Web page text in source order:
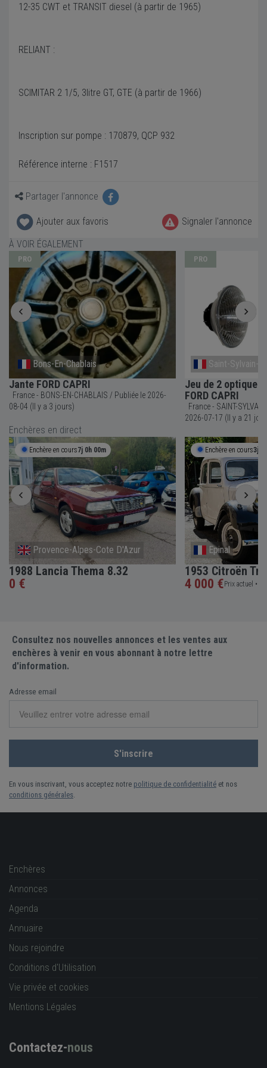
12-35 CWT et TRANSIT diesel (à partir de 1965)
RELIANT :
SCIMITAR 2 1/5, 3litre GT, GTE (à partir de 1966)
Inscription sur pompe : 170879, QCP 932
Référence interne : F1517
Partager l'annonce
Ajouter aux favoris
Signaler l'annonce
À VOIR ÉGALEMENT
PRO
Bons-En-Chablais
Jante FORD CAPRI
France - BONS-EN-CHABLAIS / Publiée le 2026-
08-04 (Il y a 3 jours)
PRO
Saint-Sylvain-
Jeu de 2 optiques
FORD CAPRI
France - SAINT-SYLVAIN-
2026-07-17 (Il y a 21
Enchères en direct
Enchère en cours7j 0h 00m
Provence-Alpes-Cote D'Azur
1988 Lancia Thema 8.32
0 €
Enchère en cours3j
Epinal
1953 Citroën
4 000 € Prix actuel •
Consultez nos nouvelles annonces et les ventes aux
enchères à venir en vous abonnant à notre lettre
d'information.
Adresse email
En vous inscrivant, vous acceptez notre politique de confidentialité et nos
conditions générales.
Enchères
Annonces
Agenda
Annuaire
Nous rejoindre
Conditions d'Utilisation
Vie privée et cookies
Mentions Légales
Contactez-nous